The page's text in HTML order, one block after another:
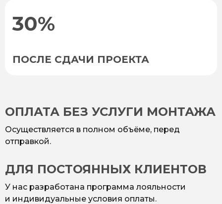
30%
ПОСЛЕ СДАЧИ ПРОЕКТА
ОПЛАТА БЕЗ УСЛУГИ МОНТАЖА
Осуществляется в полном объёме, перед
отправкой.
ДЛЯ ПОСТОЯННЫХ КЛИЕНТОВ
У нас разработана программа лояльности
и индивидуальные условия оплаты.